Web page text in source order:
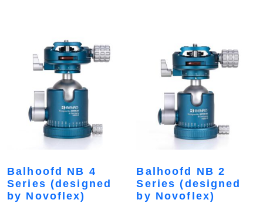
Balhoofd NB 4
Series (designed
by Novoflex)
Balhoofd NB 2
Series (designed
by Novoflex)